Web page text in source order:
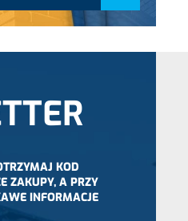
KOD
ZAKUPY, A PRZY
INFORMACJE